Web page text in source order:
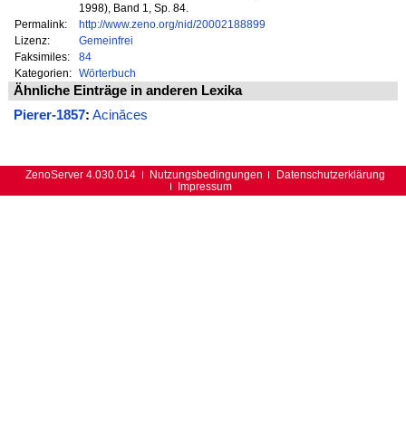
1998), Band 1, Sp. 84.
Permalink:
http://www.zeno.org/nid/20002188899
Lizenz:
Gemeinfrei
Faksimiles:
84
Kategorien:
Wörterbuch
Ähnliche Einträge in anderen Lexika
Pierer-1857: Acinăces
ZenoServer 4.030.014 Nutzungsbedingungen
Datenschutzerklärung
Impressum